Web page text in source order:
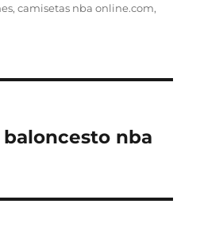
,camisetas nba online.com,
nba